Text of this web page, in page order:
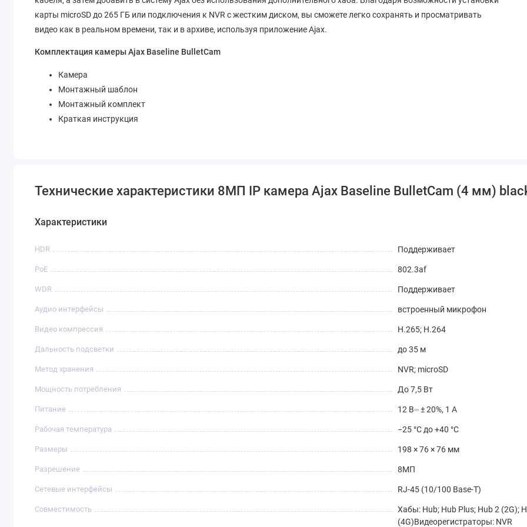
карты microSD до 265 ГБ или подключения к NVR с жестким диском, вы сможете легко сохранять и просматривать
видео как в реальном времени, так и в архиве, используя приложение Ajax.
Комплектация камеры Ajax Baseline BulletCam
Камера
Монтажный шаблон
Монтажный комплект
Краткая инструкция
Технические характеристики 8МП IP камера Ajax Baseline BulletCam (4 мм)
Характеристики
HDR Поддерживает
PoE 802.3af
WDR Поддерживает
Аудио интерфейсы встроенный микрофон
Видео компрессия H.265; H.264
Дальность подсветки до 35 м
Метод хранения NVR; microSD
Мощность потребления До 7,5 Вт
Питание 12 В⎓ ± 20%, 1 А
Рабочая температура −25 °C до +40 °C
Размеры 198 × 76 × 76 мм
Разрешение 8МП
Сетевые интерфейсы RJ-45 (10/100 Base-T)
Совместимость
Хабы: Hub; Hub Plus; Hub 2 (2G);
(4G)Видеорегистраторы: NVR